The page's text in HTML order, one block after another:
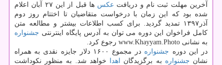
آخرین مهلت ثبت نام و دریافت عكس
ها قبل از این ۲۷ آبان اعلام
شده بود كه این زمان با درخواست متقاضیان تا اختتام روز دوم
آذر۱۳۹۷ تمدید گردید. برای كسب اطلاعات بیشتر و مطالعه متن
كامل فراخوان این دوره می توان به آدرس پایگاه اینترنتی جشنواره
به نشانی www.Khayyam.Photo رجوع كرد.
در این دوره جشنواره
در مجموع ۱۶۰۰ دلار جایزه نقدی به همراه
نشان جشنواره به برگزیدگان اهدا
خواهد شد. به منظور نكوداشت